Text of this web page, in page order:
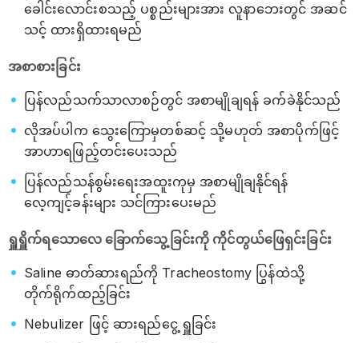
ခေါင်းလောင်းစသည့် ပစ္စည်းများအား လူနာဘေးတွင် အဆင်
သင့် ထားရှိထားရမည်
အစာစားခြင်း
ပြန်လည်သက်သာလာစဉ်တွင် အစာမျိုချရန် ခက်ခဲနိုင်သည်
လိုအပ်ပါက သွေးကြောမှတစ်ဆင့် သို့မဟုတ် အစာပိုက်ဖြင့်
အာဟာရဖြည့်တင်းပေးသည်
ပြန်လည်သန်စွမ်းရေးအထူးကုမှ အစာမျိုချနိုင်ရန်
လေ့ကျင့်ခန်းများ သင်ကြားပေးမည်
ရှူရှိူက်ရသောလေ ခြောက်သွေ့ခြင်းကို ကိုင်တွယ်ဖြေရှင်းခြင်း
Saline ဓာတ်ဆားရည်ကို Tracheostomy ပြွန်ထဲသို့
တိုက်ရိုက်ထည့်ခြင်း
Nebulizer ဖြင့် ဆားရည်ငွေ့ ရှူခြင်း